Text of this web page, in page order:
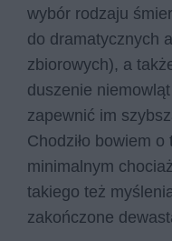
wybór rodzaju
do dramatycznych
zbiorowych), a
duszenie
zapewnić im
Chodziło bowiem
minimalnym
takiego też
zakończone